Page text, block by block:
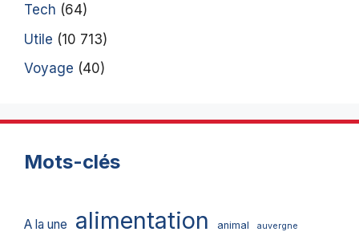
Tech (64)
Utile (10 713)
Voyage (40)
Mots-clés
A la une alimentation animal auvergne